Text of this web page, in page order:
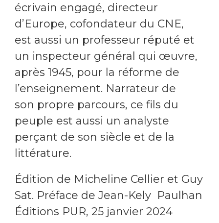
écrivain engagé, directeur
d’Europe, cofondateur du CNE,
est aussi un professeur réputé et
un inspecteur général qui œuvre,
après 1945, pour la réforme de
l’enseignement. Narrateur de
son propre parcours, ce fils du
peuple est aussi un analyste
perçant de son siècle et de la
littérature.
Édition de Micheline Cellier et Guy
Sat. Préface de Jean-Kely Paulhan
Éditions PUR, 25 janvier 2024